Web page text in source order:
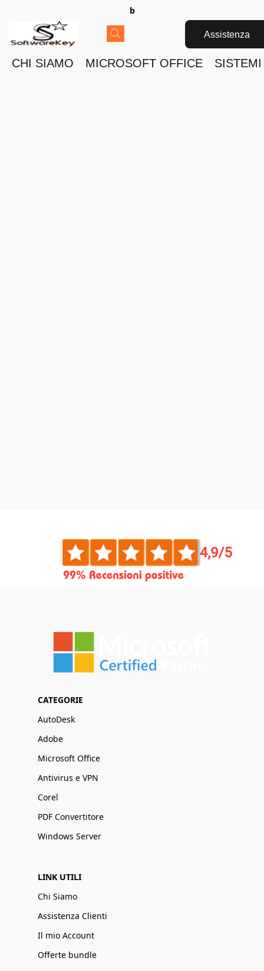
b
Assistenza
CHI SIAMO MICROSOFT OFFICE
CATEGORIE
AutoDesk
Adobe
Microsoft Office
Antivirus e VPN
Corel
PDF Convertitore
Windows Server
LINK UTILI
Chi Siamo
Assistenza Clienti
Il mio Account
Offerte bundle